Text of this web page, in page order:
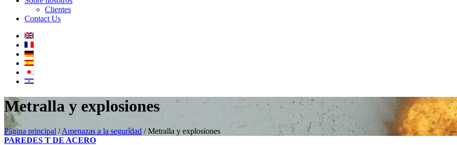
Clientes
Contact Us
Metralla y explosiones
Página principal /Amenazas a la seguridad /Metralla y explosiones
PAREDES T DE ACERO